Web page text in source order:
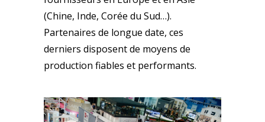
(Chine, Inde, Corée du Sud…).
Partenaires de longue date, ces
derniers disposent de moyens de
production fiables et performants.